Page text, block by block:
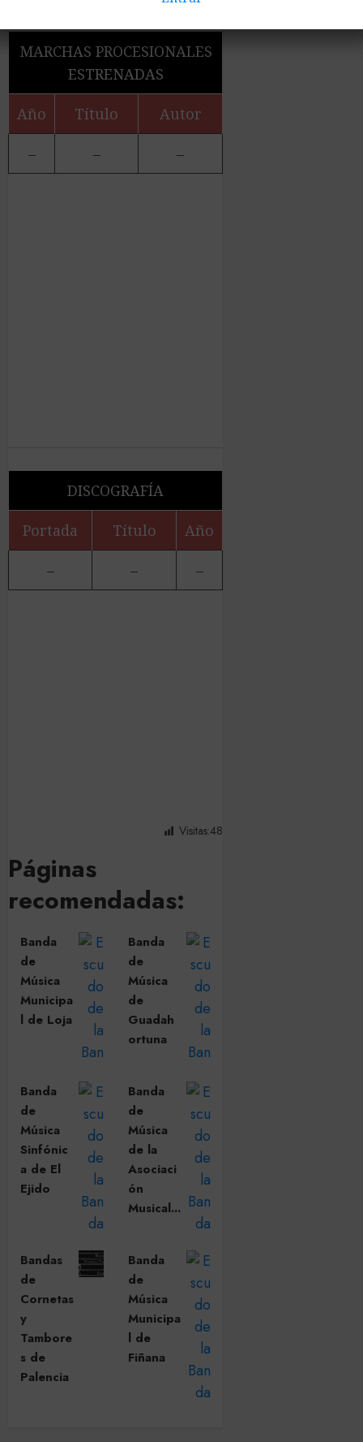
MARCHAS PROCESIONALES
ESTRENADAS
Año Título Autor
– – –
DISCOGRAFÍA
Portada Título Año
– – –
Visitas:48
Páginas
recomendadas:
Banda
de
Música
Municipa
l de Loja
Banda
de
Música
de
Guadah
ortuna
Banda
de
Música
Sinfónic
a de El
Ejido
Banda
de
Música
de la
Asociaci
ón
Musical...
Bandas
de
Cornetas
y
Tambore
s de
Palencia
Banda
de
Música
Municipa
l de
Fiñana